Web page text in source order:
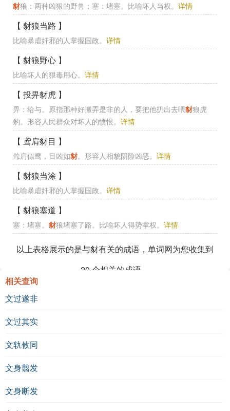
豺狼：两种凶狠的野兽；塞：堵塞。比喻坏人当权。 详情
【 豺狼当路 】
比喻暴虐奸邪的人掌握国政。 详情
【 豺狼野心 】
比喻坏人的狠毒用心。 详情
【 投畀豺虎 】
畀：给与。原指那种好搬弄是非的人，要把他扔出去喂豺狼虎
豹。形容人民群众对坏人的愤恨。 详情
【 鸢肩豺目 】
耸肩似鹰，目凶如豺。形容人相貌阴险凶恶。 详情
【 豺狼当涂 】
比喻暴虐奸邪的人掌握国政。 详情
【 豺狼塞道 】
塞：堵塞。 豺狼堵塞了路。比喻坏人得势掌权。 详情
以上表格展示的是与豺有关的成语，单词网为您收集到
20 个相关的成语。
相关查询
文过遂非
文过其实
文轨攸同
文身翦发
文身断发